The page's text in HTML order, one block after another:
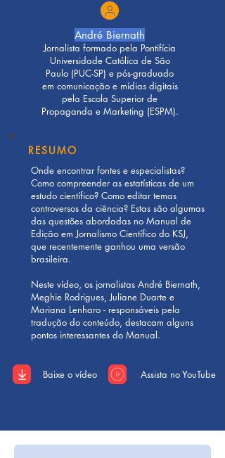
André Biernath
Jornalista formado pela Pontifícia
Universidade Católica de São
Paulo (PUC-SP) e pós-graduado
em comunicação e mídias digitais
pela Escola Superior de
Propaganda e Marketing (ESPM).
RESUMO
Onde encontrar fontes e especialistas?
Como compreender as estatísticas de um
estudo científico? Como editar temas
controversos da ciência? Estas são algumas
das questões abordadas no Manual de
Edição em Jornalismo Científico do KSJ,
que recentemente ganhou uma versão
brasileira.
Neste vídeo, os jornalistas André Biernath,
Meghie Rodrigues, Juliane Duarte e
Mariana Lenharo - responsáveis pela
tradução do conteúdo, destacam alguns
pontos interessantes do Manual.
Baixe o vídeo Assista no YouTube